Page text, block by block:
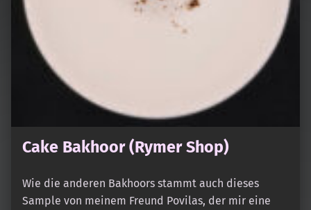
Cake Bakhoor (Rymer Shop)
Wie die anderen Bakhoors stammt auch dieses
Sample von meinem Freund Povilas, der mir eine